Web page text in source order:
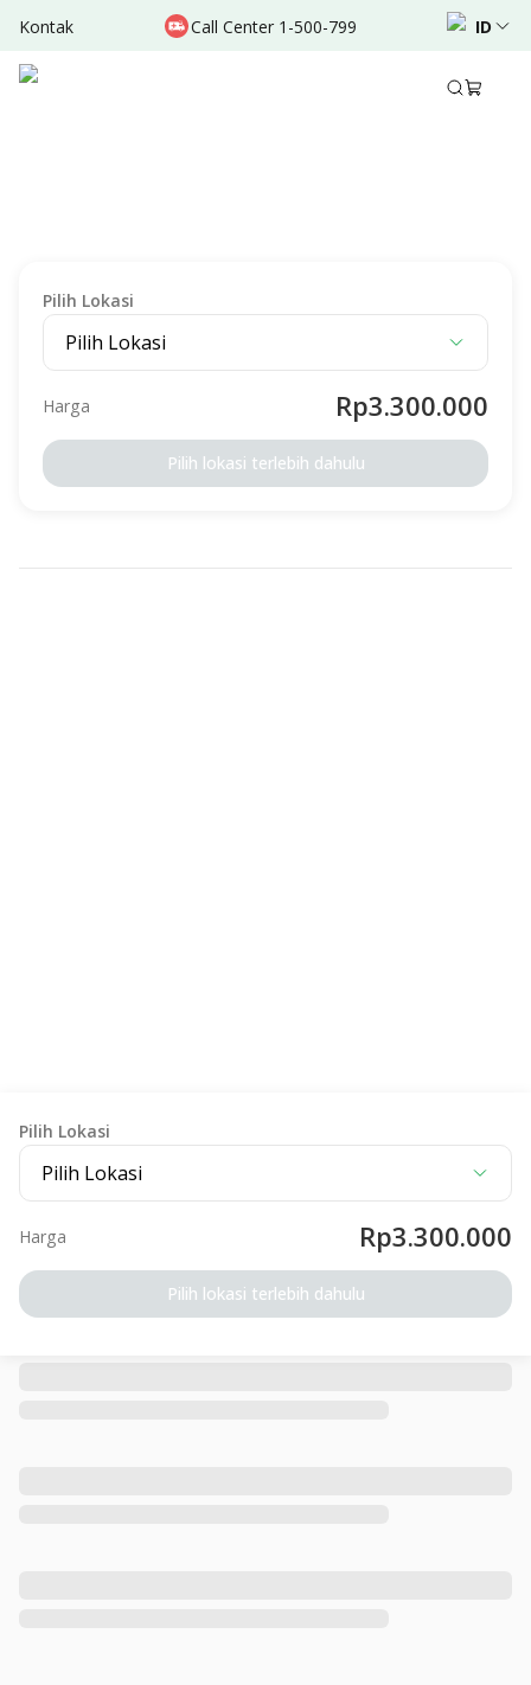
Kontak Call Center 1-500-799 ID
Pilih Lokasi
Pilih Lokasi
Harga Rp3.300.000
Pilih lokasi terlebih dahulu
Pilih Lokasi
Pilih Lokasi
Harga Rp3.300.000
Pilih lokasi terlebih dahulu
Deskripsi Detail PaketPersiapanSyarat & Ketentuan